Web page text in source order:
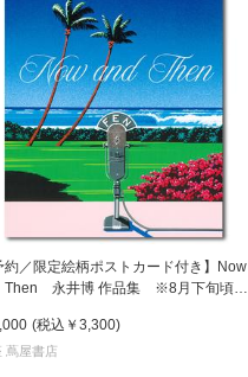
約／限定絵柄ポストカード付き】Now
Then 永井博 作品集 ※8月下旬頃の
(税込 ￥3,300)
蔦屋書店